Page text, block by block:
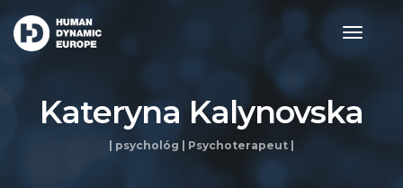
toggle
Kateryna Kalynovska
| psychológ | Psychoterapeut |